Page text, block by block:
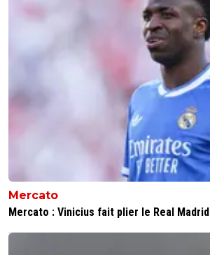
Mercato
Mercato : Vinicius fait plier le Real Madrid